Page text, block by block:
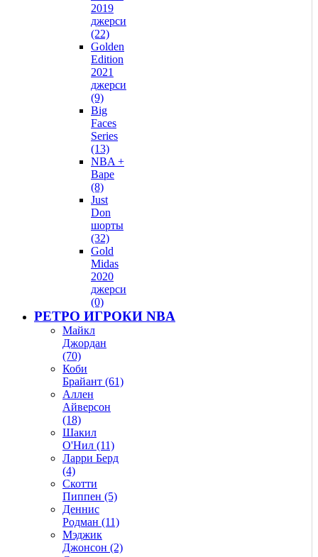
2019
джерси
(22)
Golden
Edition
2021
джерси
(9)
Big
Faces
Series
(13)
NBA +
Bape
(8)
Just
Don
шорты
(32)
Gold
Midas
2020
джерси
(0)
РЕТРО ИГРОКИ NBA
Майкл
Джордан
(70)
Коби
Брайант (61)
Аллен
Айверсон
(18)
Шакил
О'Нил (11)
Ларри Берд
(4)
Скотти
Пиппен (5)
Деннис
Родман (11)
Мэджик
Джонсон (2)